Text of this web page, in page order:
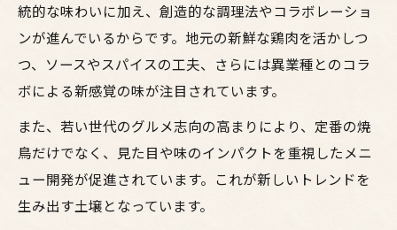
統的な味わいに加え、創造的な調理法やコラボレーショ
ンが進んでいるからです。地元の新鮮な鶏肉を活かしつ
つ、ソースやスパイスの工夫、さらには異業種とのコラ
ボによる新感覚の味が注目されています。
また、若い世代のグルメ志向の高まりにより、定番の焼
鳥だけでなく、見た目や味のインパクトを重視したメニ
ュー開発が促進されています。これが新しいトレンドを
生み出す土壌となっています。